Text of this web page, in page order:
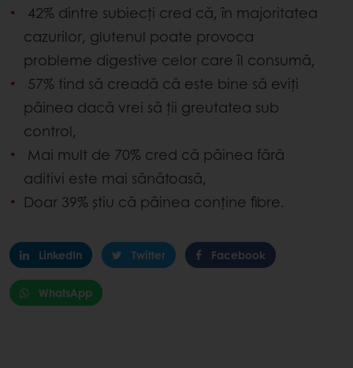
42% dintre subiecți cred că, în majoritatea
cazurilor, glutenul poate provoca
probleme digestive celor care îl consumă,
57% tind să creadă că este bine să eviți
pâinea dacă vrei să ții greutatea sub
control,
Mai mult de 70% cred că pâinea fără
aditivi este mai sănătoasă,
Doar 39% știu că pâinea conține fibre.
LinkedIn Twitter Facebook
WhatsApp